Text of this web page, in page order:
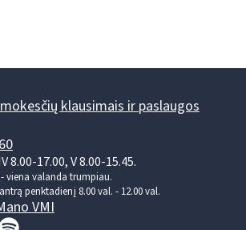
klausimais ir paslaugos
8.00-17.00, V 8.00-15.45.
viena valanda trumpiau.
penktadienį 8.00 val. - 12.00 val.
VMI